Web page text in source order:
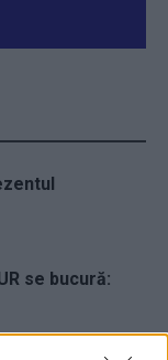
se bucură: